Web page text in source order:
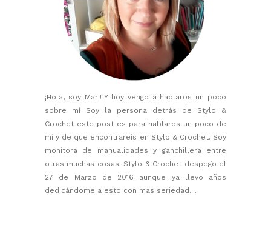
¡Hola, soy Mari! Y hoy vengo a hablaros un poco
sobre mí Soy la persona detrás de Stylo &
Crochet este post es para hablaros un poco de
mí y de que encontrareis en Stylo & Crochet. Soy
monitora de manualidades y ganchillera entre
otras muchas cosas. Stylo & Crochet despego el
27 de Marzo de 2016 aunque ya llevo años
dedicándome a esto con mas seriedad....